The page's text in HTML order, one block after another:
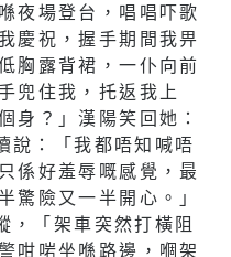
夜場登台，唱唱吓歌
慶祝，握手期間我畀
胸露背裙，一仆向前
兜住我，托返我上
身？」漢陽笑回她：
說：「我都唔知喊唔
係好羞辱嘅感覺，最
驚險又一半開心。」
，「架車突然打橫阻
咁啱坐喺路邊，嗰架